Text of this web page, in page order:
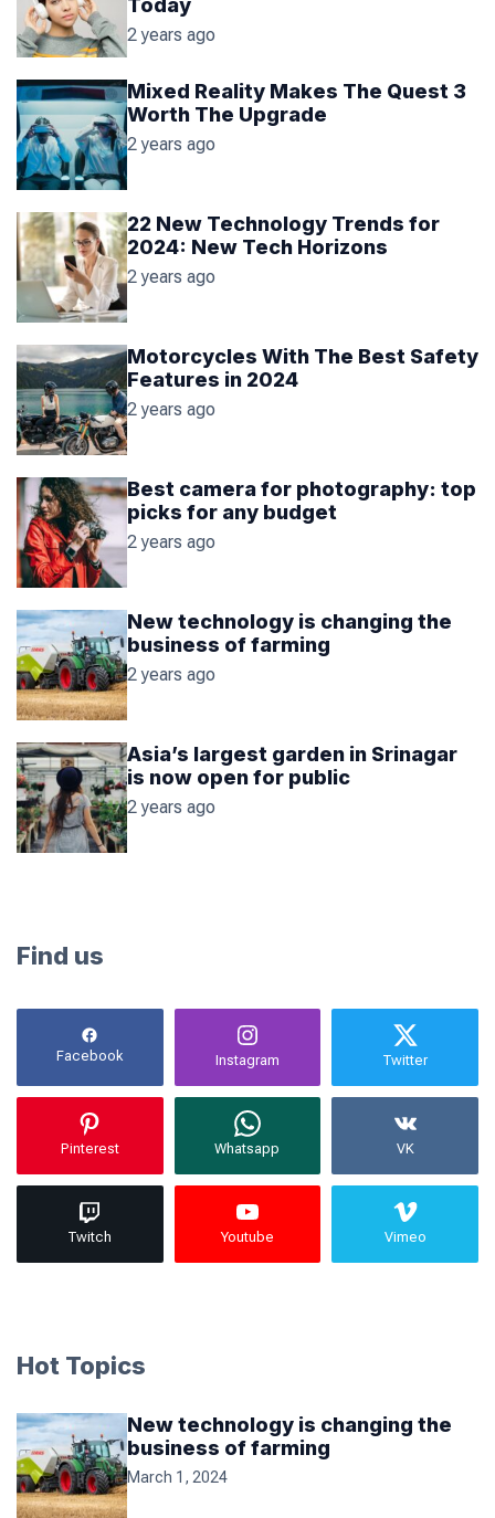
Today
2 years ago
Mixed Reality Makes The Quest 3
Worth The Upgrade
2 years ago
22 New Technology Trends for
2024: New Tech Horizons
2 years ago
Motorcycles With The Best Safety
Features in 2024
2 years ago
Best camera for photography: top
picks for any budget
2 years ago
New technology is changing the
business of farming
2 years ago
Asia’s largest garden in Srinagar
is now open for public
2 years ago
Find us
Facebook Instagram Twitter
Pinterest Whatsapp VK
Twitch Youtube Vimeo
Hot Topics
New technology is changing the
business of farming
March 1, 2024